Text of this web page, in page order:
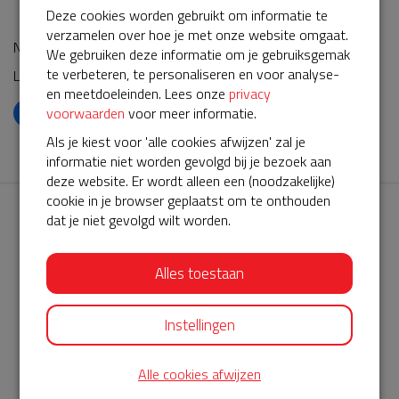
Nogmaals iedereen bedankt!
Leon
𝕏
AED360-ProCardio
ServiceBuurtAED wordt aangeboden door de Hartstichting en
AED360-ProCardio. Net als bij BuurtAED is AED360-ProCardio
Deze cookies worden gebruikt om informatie te
verzamelen over hoe je met onze website omgaat.
We gebruiken deze informatie om je gebruiksgemak
te verbeteren, te personaliseren en voor analyse-
en meetdoeleinden. Lees onze privacy
voorwaarden voor meer informatie.
Als je kiest voor 'alle cookies afwijzen' zal je
informatie niet worden gevolgd bij je bezoek aan
deze website. Er wordt alleen een (noodzakelijke)
cookie in je browser geplaatst om te onthouden
dat je niet gevolgd wilt worden.
Alles toestaan
Instellingen
Alle cookies afwijzen